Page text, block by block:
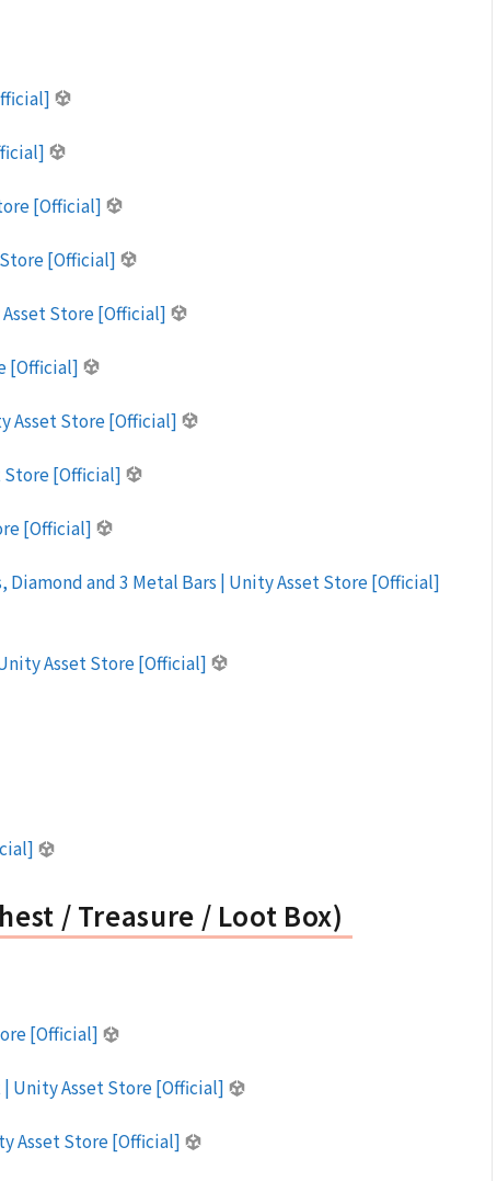
[Official]
[Official]
Store [Official]
[Official]
Asset Store [Official]
Store [Official]
[Official]
Diamond and 3 Metal Bars | Unity Asset Store [Official]
Asset Store [Official]
/ Treasure / Loot Box)
[Official]
| Unity Asset Store [Official]
Asset Store [Official]